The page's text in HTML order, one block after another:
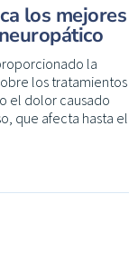
los mejores
la
los tratamientos
el dolor causado
que afecta hasta el